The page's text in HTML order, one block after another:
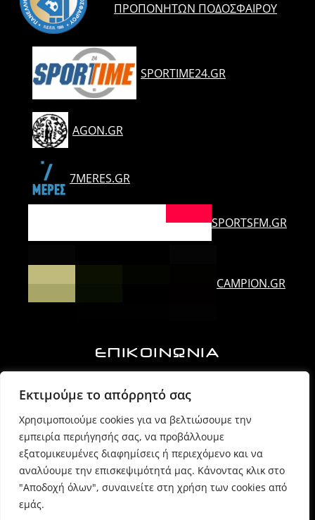
Εκτιμούμε το απόρρητό σας
Χρησιμοποιούμε cookies για να βελτιώσουμε την
εμπειρία περιήγησής σας, να προβάλλουμε
εξατομικευμένες διαφημίσεις ή περιεχόμενο και να
αναλύουμε την επισκεψιμότητά μας. Κάνοντας κλικ στο
"Αποδοχή όλων", συναινείτε στη χρήση των cookies από
εμάς.
ΠΡΟΠΟΝΗΤΏΝ ΠΟΔΟΣΦΑΊΡΟΥ
SPORTIME24.GR
AGON.GR
7MERES.GR
SPORTSFM.GR
CAMPION.GR
ΕΠΙΚΟΙΝΩΝΙΑ
6974725071 (Πρόεδρος Δ.Σ.)
6980054170 (Γραμματέας)